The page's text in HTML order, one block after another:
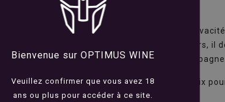
Bienvenue sur OPTIMUS WINE
Veuillez confirmer que vous avez 18
ans ou plus pour accéder à ce site.
rosé brut ?
distingue par son équilibre entre fraîcheur,
soit par macération des raisins noirs, il
la finesse caractéristique des grands
et festif, il constitue un excellent choix